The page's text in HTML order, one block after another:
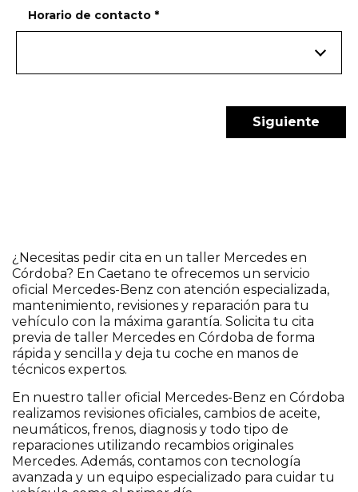
Horario de contacto *
¿Necesitas pedir cita en un taller Mercedes en
Córdoba? En Caetano te ofrecemos un servicio
oficial Mercedes-Benz con atención especializada,
mantenimiento, revisiones y reparación para tu
vehículo con la máxima garantía. Solicita tu cita
previa de taller Mercedes en Córdoba de forma
rápida y sencilla y deja tu coche en manos de
técnicos expertos.
En nuestro taller oficial Mercedes-Benz en Córdoba
realizamos revisiones oficiales, cambios de aceite,
neumáticos, frenos, diagnosis y todo tipo de
reparaciones utilizando recambios originales
Mercedes. Además, contamos con tecnología
avanzada y un equipo especializado para cuidar tu